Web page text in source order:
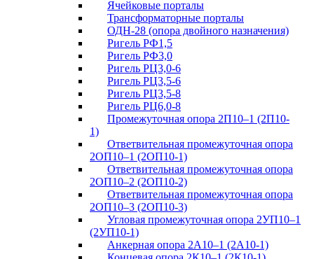
Ячейковые порталы
Трансформаторные порталы
ОДН-28 (опора двойного назначения)
Ригель РФ1,5
Ригель РФ3,0
Ригель РЦ3,0-6
Ригель РЦ3,5-6
Ригель РЦ3,5-8
Ригель РЦ6,0-8
Промежуточная опора 2П10–1 (2П10-
1)
Ответвительная промежуточная опора
2ОП10–1 (2ОП10-1)
Ответвительная промежуточная опора
2ОП10–2 (2ОП10-2)
Ответвительная промежуточная опора
2ОП10–3 (2ОП10-3)
Угловая промежуточная опора 2УП10–1
(2УП10-1)
Анкерная опора 2А10–1 (2А10-1)